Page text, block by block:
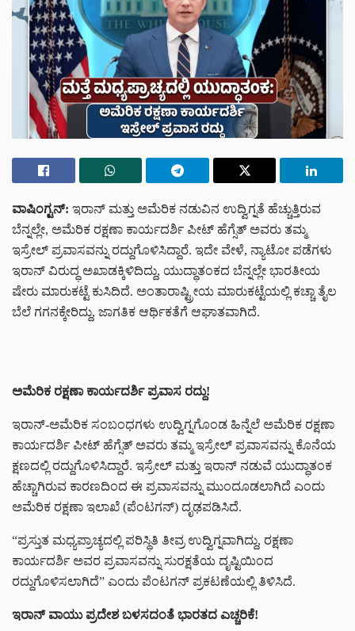
ವಾಷಿಂಗ್ಟನ್: ಇರಾನ್ ಮತ್ತು ಅಮೆರಿಕ ನಡುವಿನ ಉದ್ವಿಗ್ನತೆ ಹೆಚ್ಚುತ್ತಿರುವ
ಬೆನ್ನಲ್ಲೇ, ಅಮೆರಿಕ ರಕ್ಷಣಾ ಕಾರ್ಯದರ್ಶಿ ಪೀಟ್ ಹೆಗ್ಸೆತ್ ಅವರು ತಮ್ಮ
ಇಸ್ರೇಲ್ ಪ್ರವಾಸವನ್ನು ರದ್ದುಗೊಳಿಸಿದ್ದಾರೆ. ಇದೇ ವೇಳೆ, ನ್ಯಾಟೋ ಪಡೆಗಳು
ಇರಾನ್ ವಿರುದ್ಧ ಅಖಾಡಕ್ಕಿಳಿದಿದ್ದು, ಯುದ್ಧಾತಂಕದ ಬೆನ್ನಲ್ಲೇ ಭಾರತೀಯ
ಷೇರು ಮಾರುಕಟ್ಟೆ ಕುಸಿದಿದೆ. ಅಂತಾರಾಷ್ಟ್ರೀಯ ಮಾರುಕಟ್ಟೆಯಲ್ಲಿ ಕಚ್ಚಾ ತೈಲ
ಬೆಲೆ ಗಗನಕ್ಕೇರಿದ್ದು, ಜಾಗತಿಕ ಆರ್ಥಿಕತೆಗೆ ಆಘಾತವಾಗಿದೆ.
ಅಮೆರಿಕ ರಕ್ಷಣಾ ಕಾರ್ಯದರ್ಶಿ ಪ್ರವಾಸ ರದ್ದು!
ಇರಾನ್-ಅಮೆರಿಕ ಸಂಬಂಧಗಳು ಉದ್ವಿಗ್ನಗೊಂಡ ಹಿನ್ನೆಲೆ ಅಮೆರಿಕ ರಕ್ಷಣಾ
ಕಾರ್ಯದರ್ಶಿ ಪೀಟ್ ಹೆಗ್ಸೆತ್ ಅವರು ತಮ್ಮ ಇಸ್ರೇಲ್ ಪ್ರವಾಸವನ್ನು ಕೊನೆಯ
ಕ್ಷಣದಲ್ಲಿ ರದ್ದುಗೊಳಿಸಿದ್ದಾರೆ. ಇಸ್ರೇಲ್ ಮತ್ತು ಇರಾನ್ ನಡುವೆ ಯುದ್ಧಾತಂಕ
ಹೆಚ್ಚಾಗಿರುವ ಕಾರಣದಿಂದ ಈ ಪ್ರವಾಸವನ್ನು ಮುಂದೂಡಲಾಗಿದೆ ಎಂದು
ಅಮೆರಿಕ ರಕ್ಷಣಾ ಇಲಾಖೆ (ಪೆಂಟಗನ್) ದೃಢಪಡಿಸಿದೆ.
“ಪ್ರಸ್ತುತ ಮಧ್ಯಪ್ರಾಚ್ಯದಲ್ಲಿ ಪರಿಸ್ಥಿತಿ ತೀವ್ರ ಉದ್ವಿಗ್ನವಾಗಿದ್ದು, ರಕ್ಷಣಾ
ಕಾರ್ಯದರ್ಶಿ ಅವರ ಪ್ರವಾಸವನ್ನು ಸುರಕ್ಷತೆಯ ದೃಷ್ಟಿಯಿಂದ
ರದ್ದುಗೊಳಿಸಲಾಗಿದೆ” ಎಂದು ಪೆಂಟಗನ್ ಪ್ರಕಟಣೆಯಲ್ಲಿ ತಿಳಿಸಿದೆ.
ಇರಾನ್ ವಾಯು ಪ್ರದೇಶ ಬಳಸದಂತೆ ಭಾರತದ ಎಚ್ಚರಿಕೆ!